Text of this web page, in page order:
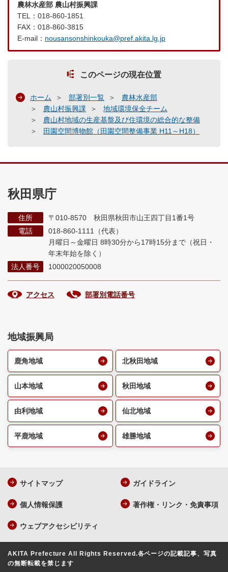
農林水産部 農山村振興課
TEL：018-860-1851
FAX：018-860-3815
E-mail： nousansonshinkouka@pref.akita.lg.jp
このページの現在位置
ホーム 部署別一覧
農林水産部
農山村振興課
地域環境保全チーム
農山村地域の生産基盤及び住環境の総合的な整備
田園空間博物館（田園空間整備事業 H11～H18）
秋田県庁
住所
〒010-8570 秋田県秋田市山王四丁目1番1号
電話
018-860-1111（代表）
月曜日～金曜日 8時30分から17時15分まで （祝日・
年末年始を除く）
法人番号
1000020050008
アクセス 部署別電話番号
地域振興局
鹿角地域 北秋田地域
山本地域 秋田地域
由利地域 仙北地域
平鹿地域 雄勝地域
サイトマップ ガイドライン
個人情報保護 著作権・リンク・免責事項
ウェブアクセシビリティ
AKITA Prefecture All Rights Reserved.各ページの記載記事、写真
の無断転載を禁じます